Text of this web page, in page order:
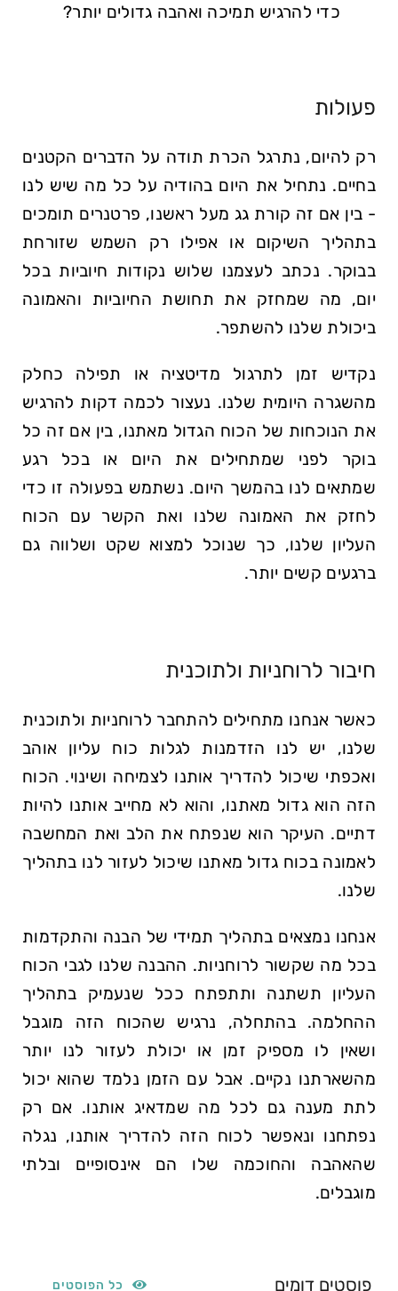
כדי להרגיש תמיכה ואהבה גדולים יותר?
פעולות
רק להיום, נתרגל הכרת תודה על הדברים הקטנים
בחיים. נתחיל את היום בהודיה על כל מה שיש לנו
- בין אם זה קורת גג מעל ראשנו, פרטנרים תומכים
בתהליך השיקום או אפילו רק השמש שזורחת
בבוקר. נכתב לעצמנו שלוש נקודות חיוביות בכל
יום, מה שמחזק את תחושת החיוביות והאמונה
ביכולת שלנו להשתפר.
נקדיש זמן לתרגול מדיטציה או תפילה כחלק
מהשגרה היומית שלנו. נעצור לכמה דקות להרגיש
את הנוכחות של הכוח הגדול מאתנו, בין אם זה כל
בוקר לפני שמתחילים את היום או בכל רגע
שמתאים לנו בהמשך היום. נשתמש בפעולה זו כדי
לחזק את האמונה שלנו ואת הקשר עם הכוח
העליון שלנו, כך שנוכל למצוא שקט ושלווה גם
ברגעים קשים יותר.
חיבור לרוחניות ולתוכנית
כאשר אנחנו מתחילים להתחבר לרוחניות ולתוכנית
שלנו, יש לנו הזדמנות לגלות כוח עליון אוהב
ואכפתי שיכול להדריך אותנו לצמיחה ושינוי. הכוח
הזה הוא גדול מאתנו, והוא לא מחייב אותנו להיות
דתיים. העיקר הוא שנפתח את הלב ואת המחשבה
לאמונה בכוח גדול מאתנו שיכול לעזור לנו בתהליך
שלנו.
אנחנו נמצאים בתהליך תמידי של הבנה והתקדמות
בכל מה שקשור לרוחניות. ההבנה שלנו לגבי הכוח
העליון תשתנה ותתפתח ככל שנעמיק בתהליך
ההחלמה. בהתחלה, נרגיש שהכוח הזה מוגבל
ושאין לו מספיק זמן או יכולת לעזור לנו יותר
מהשארתנו נקיים. אבל עם הזמן נלמד שהוא יכול
לתת מענה גם לכל מה שמדאיג אותנו. אם רק
נפתחנו ונאפשר לכוח הזה להדריך אותנו, נגלה
שהאהבה והחוכמה שלו הם אינסופיים ובלתי
מוגבלים.
פוסטים דומים כל הפוסטים